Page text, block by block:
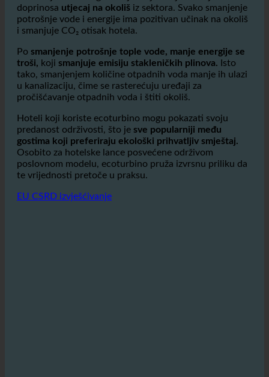
značajne ekološke prednosti.
Potrošnja vode u ugostiteljstvu jedan je od najvećih
doprinosa
utjecaj na okoliš
potrošnje vode i energije ima pozitivan učinak na okoliš
i smanjuje CO₂ otisak hotela.
Posmanjenje potrošnje tople vode, manje energije se
troši,kojismanjuje emisiju stakleničkih plinova.
tako, smanjenjem količine otpadnih voda manje ih ulazi
u kanalizaciju, čime se rasterećuju uređaji za
pročišćavanje otpadnih voda i štiti okoliš.
Hoteli koji koriste ecoturbino mogu pokazati svoju
predanost održivosti, što jesve popularniji među
gostima koji preferiraju ekološki prihvatljiv smještaj.
Osobito za hotelske lance posvećene održivom
poslovnom modelu, ecoturbino pruža izvrsnu priliku da